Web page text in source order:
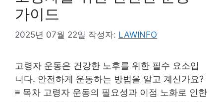
가이드
2025년 07월 22일 작성자: LAWINFO
고령자 운동은 건강한 노후를 위한 필수 요소입
니다. 안전하게 운동하는 방법을 알고 계신가요?
≡ 목차 고령자 운동의 필요성과 이점 노화로 인한